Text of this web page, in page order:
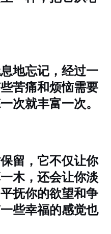
地忘记，经过一
苦痛和烦恼需要
次就丰富一次。
留，它不仅让你
木，还会让你淡
抚你的欲望和争
些幸福的感觉也